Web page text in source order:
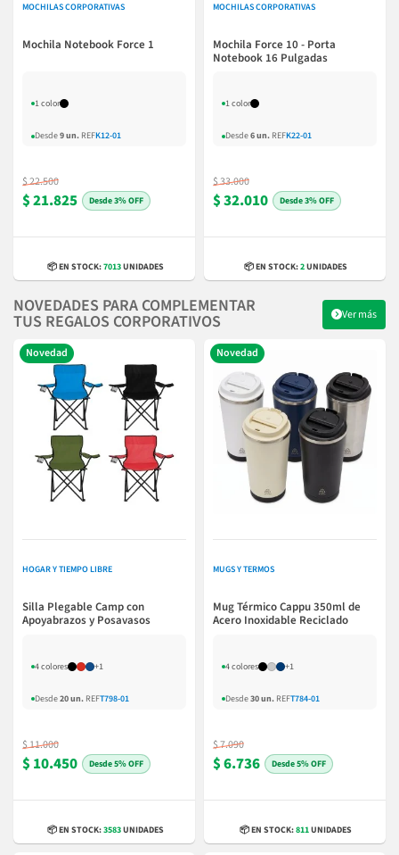
MOCHILAS CORPORATIVAS
Mochila Notebook Force 1
1 color
Desde9 un. REFK12-01
$ 22.500
$ 21.825 3% OFF
📦 EN STOCK:7013UNIDADES
MOCHILAS CORPORATIVAS
Mochila Force 10 - Porta
Notebook 16 Pulgadas
1 color
Desde6 un. REFK22-01
$ 33.000
$ 32.010 3% OFF
📦 EN STOCK:2UNIDADES
NOVEDADES PARA COMPLEMENTAR
TUS REGALOS CORPORATIVOS Ver más
Novedad
HOGAR Y TIEMPO LIBRE
Silla Plegable Camp con
Apoyabrazos y Posavasos
4 colores +1
Desde20 un. REFT798-01
$ 11.000
$ 10.450 5% OFF
📦 EN STOCK:3583UNIDADES
Novedad
MUGS Y TERMOS
Mug Térmico Cappu 350ml de
Acero Inoxidable Reciclado
4 colores +1
Desde30 un. REFT784-01
$ 7.090
$ 6.736 5% OFF
📦 EN STOCK:811UNIDADES